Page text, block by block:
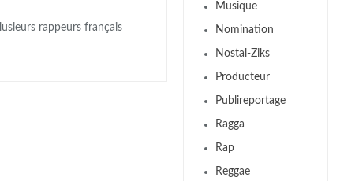
rappeurs français
Musique
Nomination
Nostal-Ziks
Producteur
Publireportage
Ragga
Rap
Reggae